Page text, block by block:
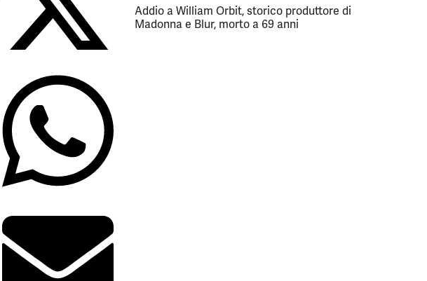
Addio a William Orbit, storico produttore di
Madonna e Blur, morto a 69 anni